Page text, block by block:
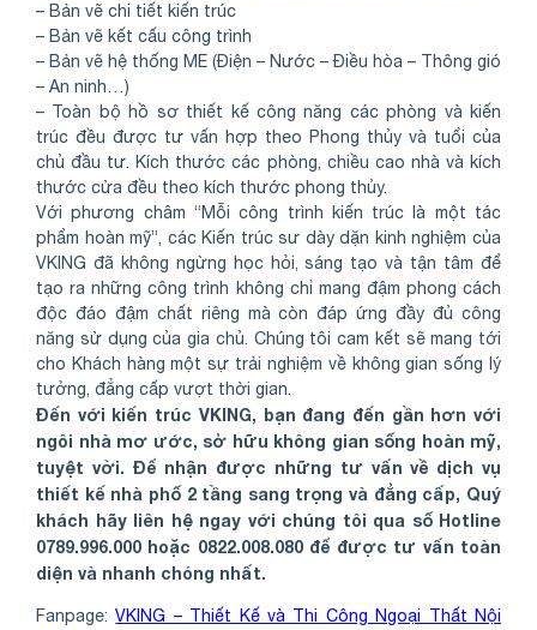
– Bản vẽ chi tiết kiến trúc
– Bản vẽ kết cấu công trình
– Bản vẽ hệ thống ME (Điện – Nước – Điều hòa – Thông gió
– An ninh…)
– Toàn bộ hồ sơ thiết kế công năng các phòng và kiến
trúc đều được tư vấn hợp theo Phong thủy và tuổi của
chủ đầu tư. Kích thước các phòng, chiều cao nhà và kích
thước cửa đều theo kích thước phong thủy.
Với phương châm “Mỗi công trình kiến trúc là một tác
phẩm hoàn mỹ”, các Kiến trúc sư dày dặn kinh nghiệm của
VKING đã không ngừng học hỏi, sáng tạo và tận tâm để
tạo ra những công trình không chỉ mang đậm phong cách
độc đáo đậm chất riêng mà còn đáp ứng đầy đủ công
năng sử dụng của gia chủ. Chúng tôi cam kết sẽ mang tới
cho Khách hàng một sự trải nghiệm về không gian sống lý
tưởng, đẳng cấp vượt thời gian.
Đến với kiến trúc VKING, bạn đang đến gần hơn với
ngôi nhà mơ ước, sở hữu không gian sống hoàn mỹ,
tuyệt vời. Để nhận được những tư vấn về dịch vụ
thiết kế nhà phố 2 tầng sang trọng và đẳng cấp, Quý
khách hãy liên hệ ngay với chúng tôi qua số Hotline
0789.996.000 hoặc 0822.008.080 để được tư vấn toàn
diện và nhanh chóng nhất.
Fanpage:VKING – Thiết Kế và Thi Công Ngoại Thất Nội